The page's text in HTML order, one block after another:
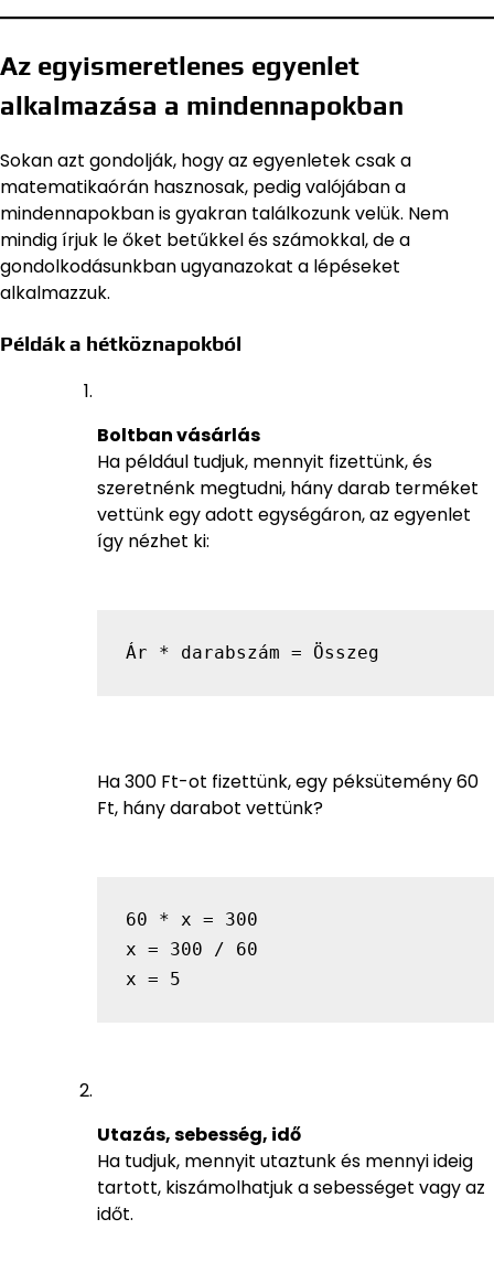
Az egyismeretlenes egyenlet
alkalmazása a mindennapokban
Sokan azt gondolják, hogy az egyenletek csak a
matematikaórán hasznosak, pedig valójában a
mindennapokban is gyakran találkozunk velük. Nem
mindig írjuk le őket betűkkel és számokkal, de a
gondolkodásunkban ugyanazokat a lépéseket
alkalmazzuk.
Példák a hétköznapokból
Boltban vásárlás
Ha például tudjuk, mennyit fizettünk, és
szeretnénk megtudni, hány darab terméket
vettünk egy adott egységáron, az egyenlet
így nézhet ki:
Ár * darabszám = Összeg
Ha 300 Ft-ot fizettünk, egy péksütemény 60
Ft, hány darabot vettünk?
60 * x = 300
x = 300 / 60
x = 5
Utazás, sebesség, idő
Ha tudjuk, mennyit utaztunk és mennyi ideig
tartott, kiszámolhatjuk a sebességet vagy az
időt.